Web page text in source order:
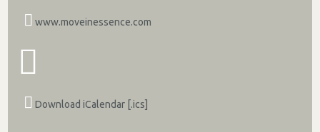
www.moveinessence.com
Download iCalendar [.ics]